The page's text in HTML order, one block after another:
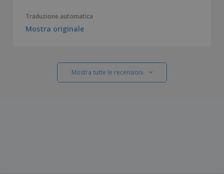
Traduzione automatica
Mostra originale
Mostra tutte le recensioni